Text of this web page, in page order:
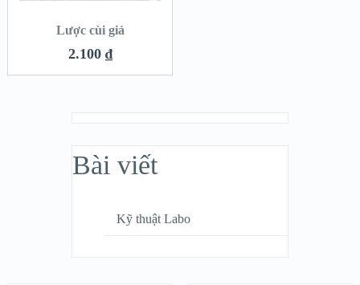
Lược cùi giả
2.100 ₫
Bài viết
Kỹ thuật Labo